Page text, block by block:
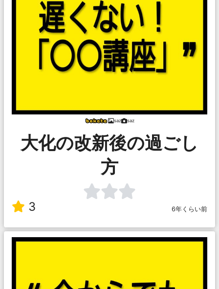
saz saz
大化の改新後の過ごし
方
3 6年くらい前